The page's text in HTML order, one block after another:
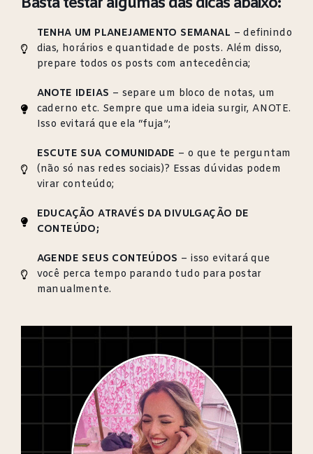
TENHA UM PLANEJAMENTO SEMANAL – definindo
dias, horários e quantidade de posts. Além disso,
prepare todos os posts com antecedência;
ANOTE IDEIAS – separe um bloco de notas, um
caderno etc. Sempre que uma ideia surgir, ANOTE.
Isso evitará que ela “fuja”;
ESCUTE SUA COMUNIDADE – o que te perguntam
(não só nas redes sociais)? Essas dúvidas podem
virar conteúdo;
EDUCAÇÃO ATRAVÉS DA DIVULGAÇÃO DE
CONTEÚDO;
AGENDE SEUS CONTEÚDOS – isso evitará que
você perca tempo parando tudo para postar
manualmente.